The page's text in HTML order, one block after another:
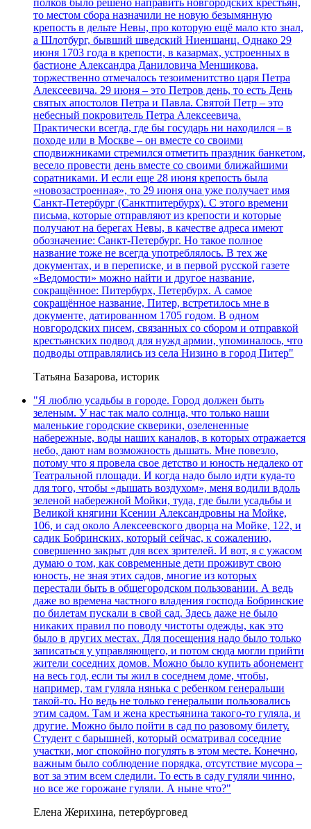
полков было решено направить новгородских крестьян,
то местом сбора назначили не новую безымянную
крепость в дельте Невы, про которую ещё мало кто знал,
а Шлотбург, бывший шведский Ниеншанц. Однако 29
июня 1703 года в крепости, в казармах, устроенных в
бастионе Александра Даниловича Меншикова,
торжественно отмечалось тезоименитство царя Петра
Алексеевича. 29 июня – это Петров день, то есть День
святых апостолов Петра и Павла. Святой Петр – это
небесный покровитель Петра Алексеевича.
Практически всегда, где бы государь ни находился – в
походе или в Москве – он вместе со своими
сподвижниками стремился отметить праздник банкетом,
весело провести день вместе со своими ближайшими
соратниками. И если еще 28 июня крепость была
«новозастроенная», то 29 июня она уже получает имя
Санкт-Петербург (Санктпитербурх). С этого времени
письма, которые отправляют из крепости и которые
получают на берегах Невы, в качестве адреса имеют
обозначение: Санкт-Петербург. Но такое полное
название тоже не всегда употреблялось. В тех же
документах, и в переписке, и в первой русской газете
«Ведомости» можно найти и другое название,
сокращённое: Питербурх, Петербурх. А самое
сокращённое название, Питер, встретилось мне в
документе, датированном 1705 годом. В одном
новгородских писем, связанных со сбором и отправкой
крестьянских подвод для нужд армии, упоминалось, что
подводы отправлялись из села Низино в город Питер"
Татьяна Базарова, историк
"Я люблю усадьбы в городе. Город должен быть
зеленым. У нас так мало солнца, что только наши
маленькие городские скверики, озелененные
набережные, воды наших каналов, в которых отражается
небо, дают нам возможность дышать. Мне повезло,
потому что я провела свое детство и юность недалеко от
Театральной площади. И когда надо было идти куда-то
для того, чтобы «дышать воздухом», меня водили вдоль
зеленой набережной Мойки, туда, где были усадьбы и
Великой княгини Ксении Александровны на Мойке,
106, и сад около Алексеевского дворца на Мойке, 122, и
садик Бобринских, который сейчас, к сожалению,
совершенно закрыт для всех зрителей. И вот, я с ужасом
думаю о том, как современные дети проживут свою
юность, не зная этих садов, многие из которых
перестали быть в общегородском пользовании. А ведь
даже во времена частного владения господа Бобринские
по билетам пускали в свой сад. Здесь даже не было
никаких правил по поводу чистоты одежды, как это
было в других местах. Для посещения надо было только
записаться у управляющего, и потом сюда могли прийти
жители соседних домов. Можно было купить абонемент
на весь год, если ты жил в соседнем доме, чтобы,
например, там гуляла нянька с ребенком генеральши
такой-то. Но ведь не только генеральши пользовались
этим садом. Там и жена крестьянина такого-то гуляла, и
другие. Можно было пойти в сад по разовому билету.
Студент с барышней, который осматривал соседние
участки, мог спокойно погулять в этом месте. Конечно,
важным было соблюдение порядка, отсутствие мусора –
вот за этим всем следили. То есть в саду гуляли чинно,
но все же горожане гуляли. А ныне что?"
Елена Жерихина, петербурговед